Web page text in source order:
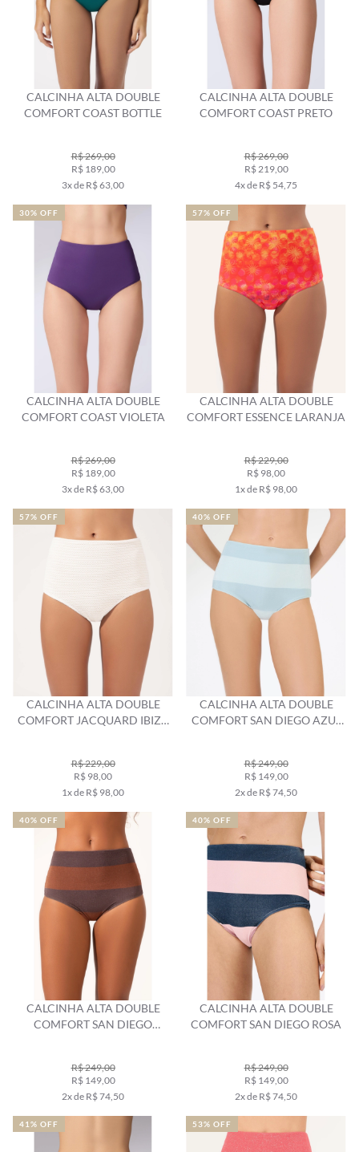
CALCINHA ALTA DOUBLE
COMFORT COAST BOTTLE
R$ 269,00
R$ 189,00
3x de R$ 63,00
CALCINHA ALTA DOUBLE
COMFORT COAST PRETO
R$ 269,00
R$ 219,00
4x de R$ 54,75
CALCINHA ALTA DOUBLE
COMFORT COAST VIOLETA
R$ 269,00
R$ 189,00
3x de R$ 63,00
30% OFF
CALCINHA ALTA DOUBLE
COMFORT ESSENCE LARANJA
R$ 229,00
R$ 98,00
1x de R$ 98,00
57% OFF
CALCINHA ALTA DOUBLE
COMFORT JACQUARD IBIZA
R$ 229,00
R$ 98,00
1x de R$ 98,00
57% OFF
CALCINHA ALTA DOUBLE
COMFORT SAN DIEGO AZUL
R$ 249,00
R$ 149,00
2x de R$ 74,50
40% OFF
CALCINHA ALTA DOUBLE
COMFORT SAN DIEGO
R$ 249,00
R$ 149,00
2x de R$ 74,50
40% OFF
CALCINHA ALTA DOUBLE
COMFORT SAN DIEGO ROSA
R$ 249,00
R$ 149,00
2x de R$ 74,50
40% OFF
41% OFF 53% OFF